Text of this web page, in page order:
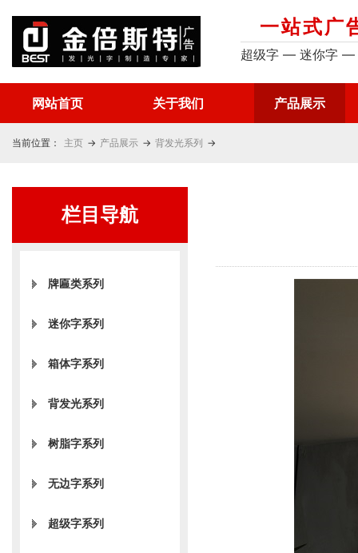
一站式广
超级字 — 迷你字
网站首页 关于我们 产品展示
当前位置： 主页 → 产品展示 → 背发光系列 →
栏目导航
牌匾类系列
迷你字系列
箱体字系列
背发光系列
树脂字系列
无边字系列
超级字系列